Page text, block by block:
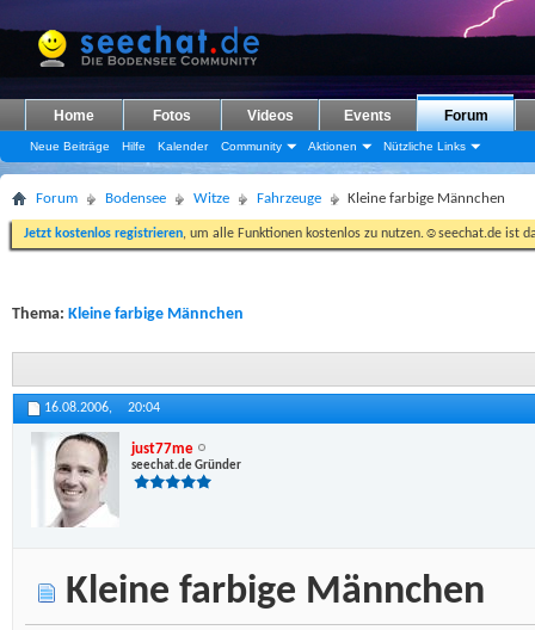
Home Fotos Videos Events Forum
Neue Beiträge Hilfe Kalender Community Aktionen Nützliche Links
Forum Bodensee Witze Fahrzeuge Kleine farbige Männchen
Jetzt kostenlos registrieren, um alle Funktionen kostenlos zu nutzen.☺seechat.de ist
Thema: Kleine farbige Männchen
16.08.2006, 20:04
just77me
seechat.de Gründer
Kleine farbige Männchen